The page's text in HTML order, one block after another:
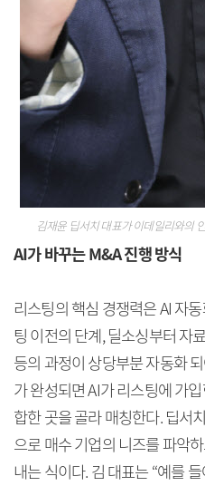
김재윤 딥서치 대표가 이데일리와의
AI가 바꾸는 M&A 진행 방식
리스팅의 핵심 경쟁력은 AI 자
팅 이전의 단계, 딜소싱부터 자
등의 과정이 상당부분 자동화
가 완성되면 AI가 리스팅에 가
합한 곳을 골라 매칭한다. 딥서
으로 매수 기업의 니즈를 파악
내는 식이다. 김 대표는 “예를